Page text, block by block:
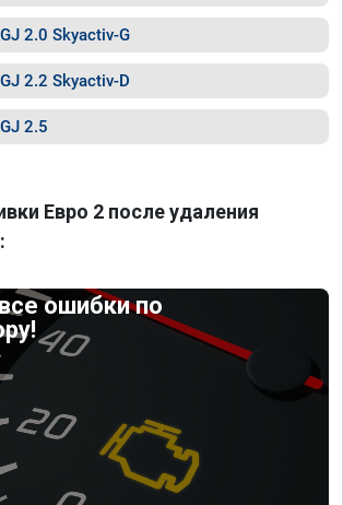
2.0 Skyactiv-G
2.2 Skyactiv-D
2.5
Евро 2 после удаления
ошибки по